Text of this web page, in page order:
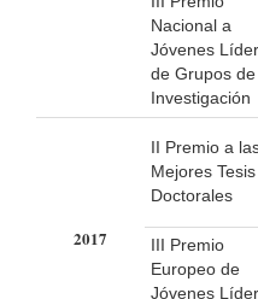
Nacional a
Jóvenes
de Grupos de
Investigación
2017
II Premio a
Mejores Tesis
Doctorales
III Premio
Europeo de
Jóvenes